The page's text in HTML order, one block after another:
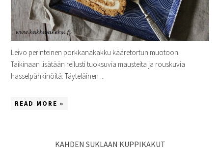
Leivo perinteinen porkkanakakku kääretortun muotoon.
Taikinaan lisätään reilusti tuoksuvia mausteita ja rouskuvia
hasselpähkinöitä. Täyteläinen ...
READ MORE »
KAHDEN SUKLAAN KUPPIKAKUT